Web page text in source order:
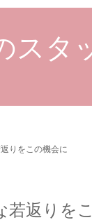
スタ
りをこの機会に
若返りを